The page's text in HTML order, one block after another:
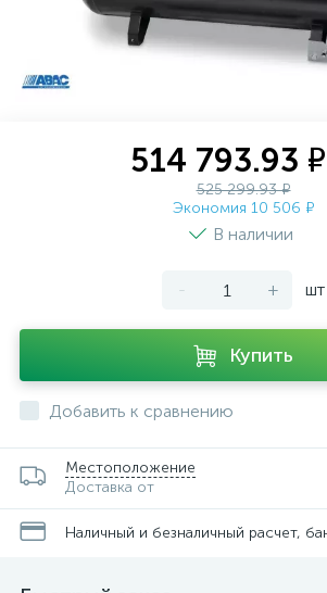
514 793.93 ₽
525 299.93 ₽
Экономия 10 506 ₽
В наличии
- + шт
Купить
Добавить к сравнению
Местоположение
Доставка от
Наличный и безналичный расчет,